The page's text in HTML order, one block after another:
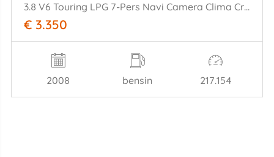
3.8 V6 Touring LPG 7-Pers Navi Camera Clima Cruise
€ 3.350
2008 bensin 217.154